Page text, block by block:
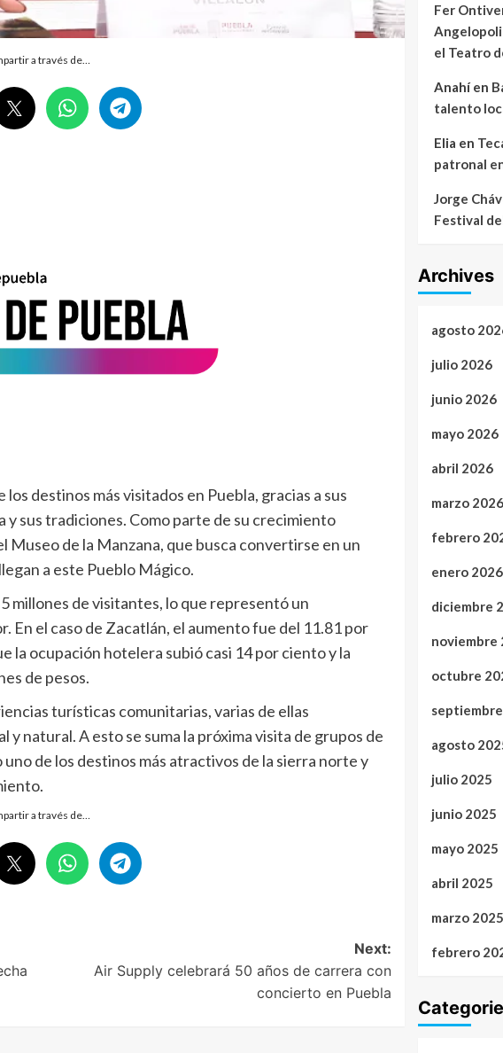
a través de…
destinos más visitados en Puebla, gracias a sus
sus tradiciones. Como parte de su crecimiento
de la Manzana, que busca convertirse en un
a este Pueblo Mágico.
millones de visitantes, lo que representó un
el caso de Zacatlán, el aumento fue del 11.81 por
la ocupación hotelera subió casi 14 por ciento y la
de pesos.
turísticas comunitarias, varias de ellas
natural. A esto se suma la próxima visita de grupos de
de los destinos más atractivos de la sierra norte y
a través de…
Next:
Air Supply celebrará 50 años de carrera con
concierto en Puebla
Fer
el Teatro
Anahíen
talento
Elia en
patronal
Jorge
Festival
Archives
agosto
julio 2026
junio 2026
mayo 2026
abril 2026
marzo 2026
febrero
enero 2026
diciembre
noviembre
octubre
agosto
julio 2025
junio 2025
mayo 2025
abril 2025
marzo 2025
febrero